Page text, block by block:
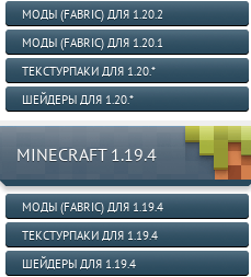
МОДЫ (FABRIC) ДЛЯ 1.20.2
МОДЫ (FABRIC) ДЛЯ 1.20.1
ТЕКСТУРПАКИ ДЛЯ 1.20.*
ШЕЙДЕРЫ ДЛЯ 1.20.*
MINECRAFT 1.19.4
МОДЫ (FABRIC) ДЛЯ 1.19.4
ТЕКСТУРПАКИ ДЛЯ 1.19.4
ШЕЙДЕРЫ ДЛЯ 1.19.4